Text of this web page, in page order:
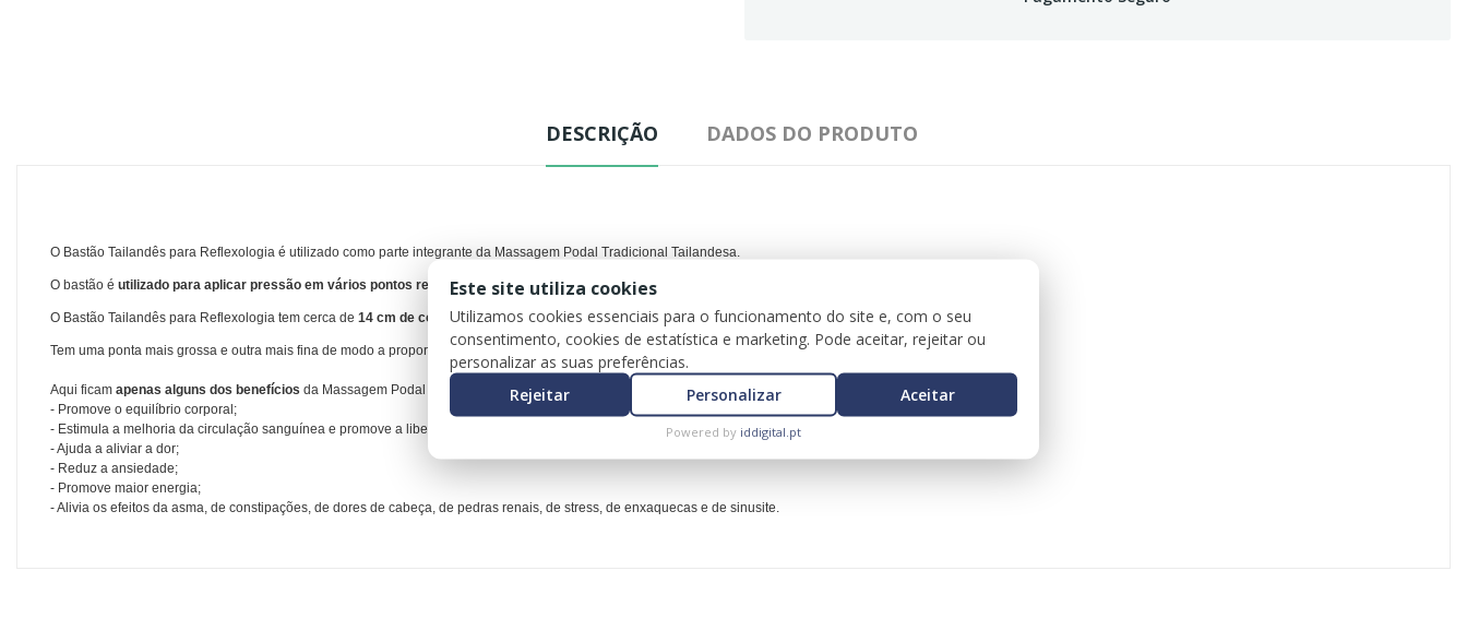
DESCRIÇÃO DADOS DO PRODUTO
O Bastão Tailandês para Reflexologia é utilizado como parte integrante da Massagem Podal Tradicional Tailandesa.
O bastão é utilizado para aplicar pressão em vários pontos reflexológicos no pé, ou em outros pontos, de modo a promover maior equilíbrio e tratamento corporal.
O Bastão Tailandês para Reflexologia tem cerca de 14 cm de comprimentoe é feito do elegante e resistentepau-rosa tailandês.
Tem uma ponta mais grossa e outra mais fina de modo a proporcionar diferentes sensações de pressão quando aplicada no pé.
Aqui ficam apenas alguns dos benefícios da Massagem Podal Tailandesa e da Reflexologia:
- Promove o equilíbrio corporal;
- Estimula a melhoria da circulação sanguínea e promove a libertação de toxinas;
- Ajuda a aliviar a dor;
- Reduz a ansiedade;
- Promove maior energia;
- Alivia os efeitos da asma, de constipações, de dores de cabeça, de pedras renais, de stress, de enxaquecas e de sinusite.
Este site utiliza cookies
Utilizamos cookies essenciais para o funcionamento do site e, com o seu
consentimento, cookies de estatística e marketing. Pode aceitar, rejeitar ou
personalizar as suas preferências.
Rejeitar
Personalizar Aceitar
Powered by iddigital.pt